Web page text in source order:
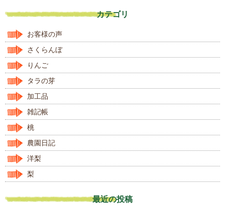
カテゴリ
お客様の声
さくらんぼ
りんご
タラの芽
加工品
雑記帳
桃
農園日記
洋梨
梨
最近の投稿